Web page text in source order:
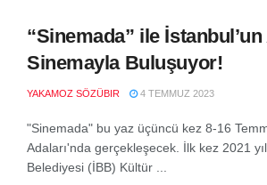
“Sinemada” ile İstanbul’un
Sinemayla Buluşuyor!
YAKAMOZ SÖZÜBIR 4 TEMMUZ 2023
"Sinemada" bu yaz üçüncü kez 8-16
Adaları'nda gerçekleşecek. İlk kez 2021
Belediyesi (İBB) Kültür ...